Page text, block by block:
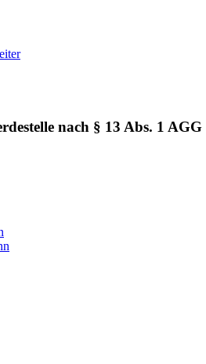
nach § 13 Abs. 1 AGG